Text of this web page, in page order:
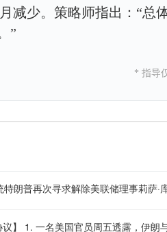
减少。策略师指出：“总
”
* 指导